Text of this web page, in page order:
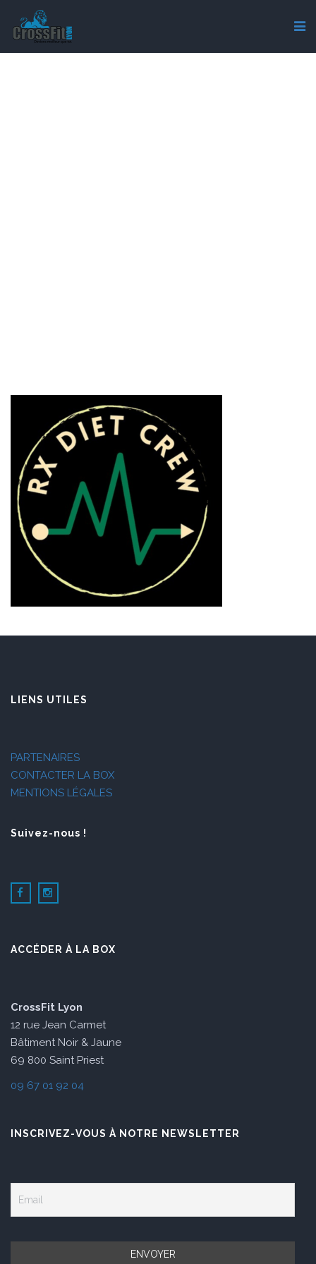
LIENS UTILES
PARTENAIRES
CONTACTER LA BOX
MENTIONS LÉGALES
Suivez-nous !
ACCÉDER À LA BOX
CrossFit Lyon
12 rue Jean Carmet
Bâtiment Noir & Jaune
69 800 Saint Priest
09 67 01 92 04
INSCRIVEZ-VOUS À NOTRE NEWSLETTER